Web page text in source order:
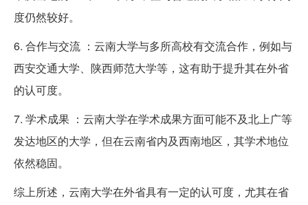
度仍然较好。
6. 合作与交流 ：云南大学与多所高校有交流合作，例如与
西安交通大学、陕西师范大学等，这有助于提升其在外省
的认可度。
7. 学术成果 ：云南大学在学术成果方面可能不及北上广等
发达地区的大学，但在云南省内及西南地区，其学术地位
依然稳固。
综上所述，云南大学在外省具有一定的认可度，尤其在省